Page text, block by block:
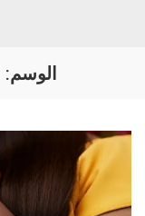
الوسم: